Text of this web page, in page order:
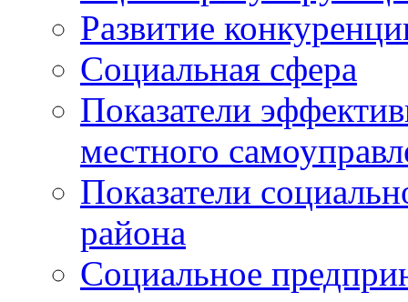
Развитие
Социальная сфера
Показатели
местного
Показатели
района
Социальное